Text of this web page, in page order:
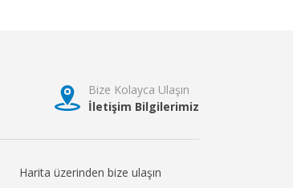
Bize Kolayca Ulaşın
İletişim Bilgilerimiz
Harita üzerinden bize ulaşın